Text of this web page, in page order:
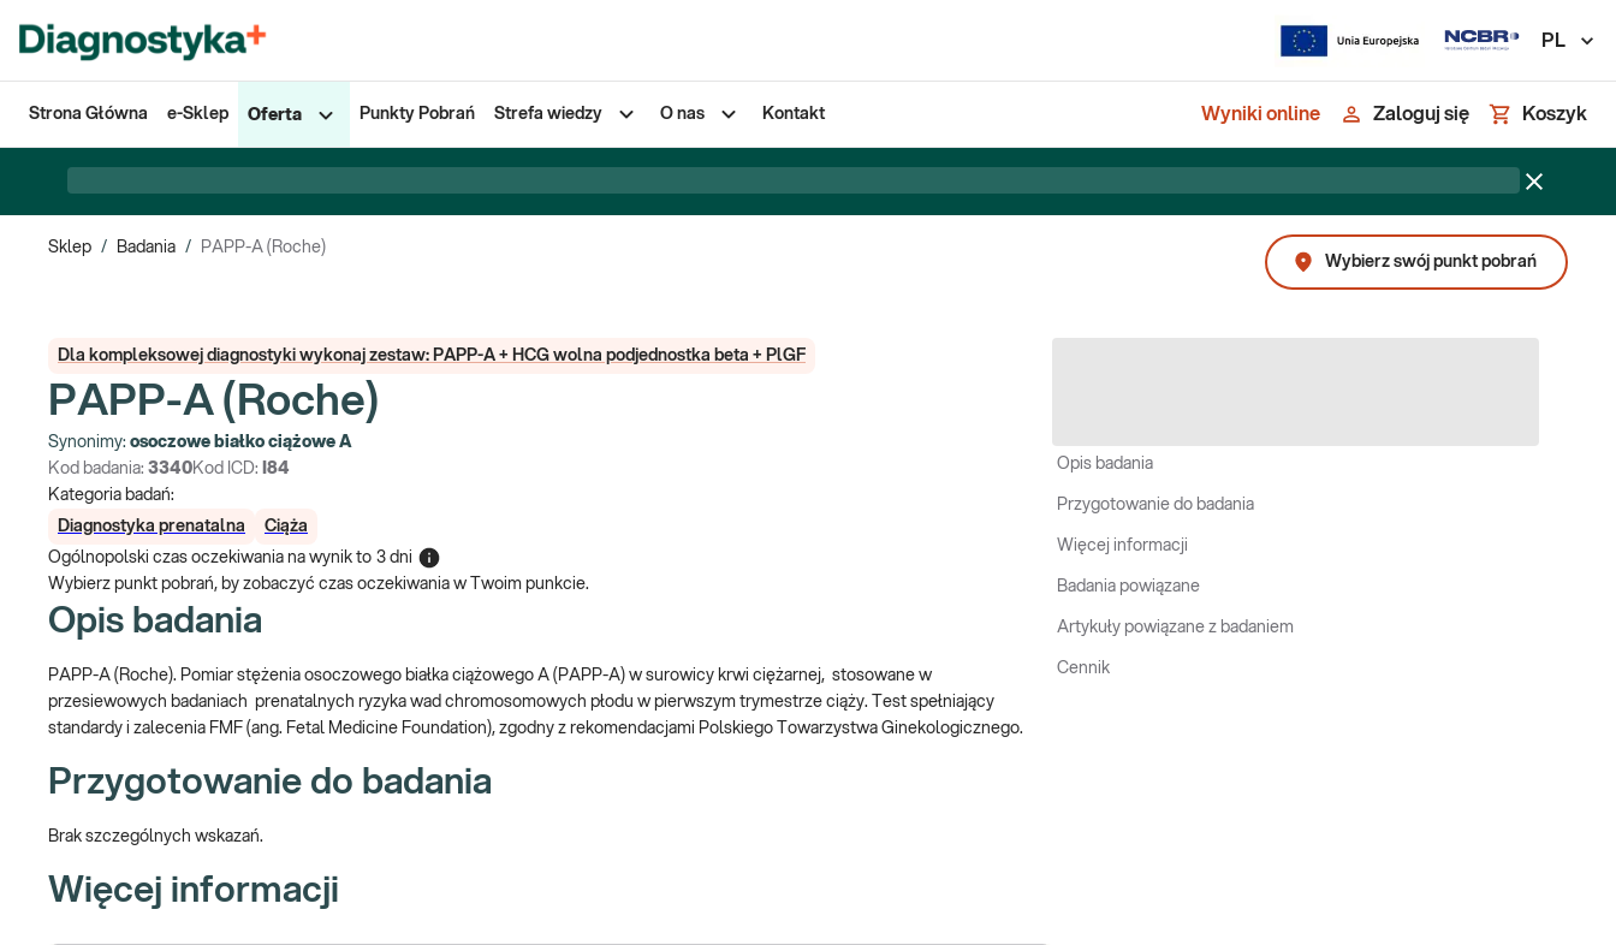
PL
Strona Główna e-Sklep Oferta Punkty Pobrań Strefa wiedzy O nas Kontakt Wyniki online Zaloguj się Koszyk
Sklep / Badania /
PAPP-A (Roche)
Wybierz swój punkt pobrań
Dla kompleksowej diagnostyki wykonaj zestaw: PAPP-A + HCG wolna podjednostka beta + PlGF
PAPP-A (Roche)
Synonimy: osoczowe białko ciążowe A
Kod badania: 3340Kod ICD: I84
Kategoria badań:
Diagnostyka prenatalna
Ciąża
Ogólnopolski czas oczekiwania na wynik to 3 dni
Wybierz punkt pobrań, by zobaczyć czas oczekiwania w Twoim punkcie.
Opis badania
PAPP-A (Roche). Pomiar stężenia osoczowego białka ciążowego A (PAPP-A) w surowicy krwi ciężarnej, stosowane w
przesiewowych badaniach prenatalnych ryzyka wad chromosomowych płodu w pierwszym trymestrze ciąży. Test spełniający
standardy i zalecenia FMF (ang. Fetal Medicine Foundation), zgodny z rekomendacjami Polskiego Towarzystwa Ginekologicznego.
Przygotowanie do badania
Brak szczególnych wskazań.
Więcej informacji
Opis badania
Przygotowanie do badania
Więcej informacji
Badania powiązane
Artykuły powiązane z badaniem
Cennik